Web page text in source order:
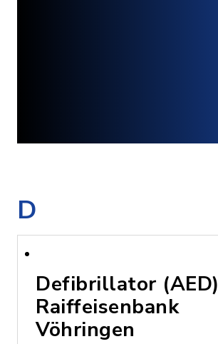
D
Defibrillator (AED)
Raiffeisenbank
Vöhringen